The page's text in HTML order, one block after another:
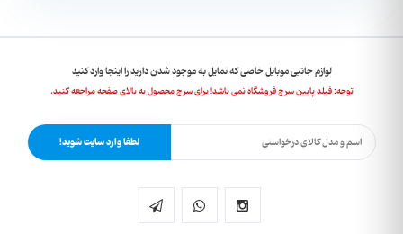
لوازم جانبی موبایل خاصی که تمایل به موجود شدن دارید را اینجا وارد کنید
توجه: فیلد پایین سرچ فروشگاه نمی باشد! برای سرچ محصول به بالای صفحه مراجعه کنید.
لطفا وارد سایت شوید!